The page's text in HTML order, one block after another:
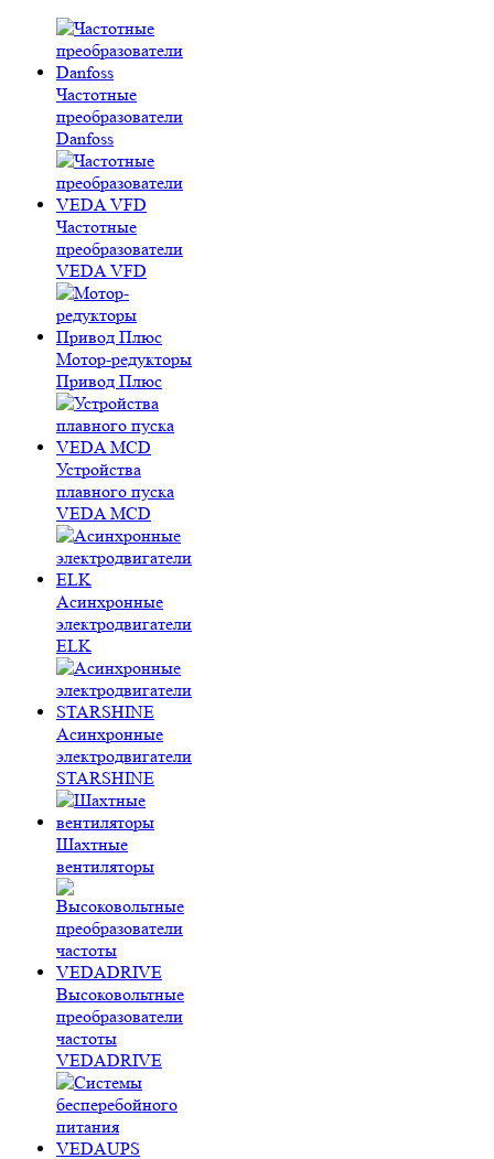
Частотные
преобразователи
Danfoss
Частотные
преобразователи
VEDA VFD
Мотор-редукторы
Привод Плюс
Устройства
плавного пуска
VEDA MCD
Асинхронные
электродвигатели
ELK
Асинхронные
электродвигатели
STARSHINE
Шахтные
вентиляторы
Высоковольтные
преобразователи
частоты
VEDADRIVE